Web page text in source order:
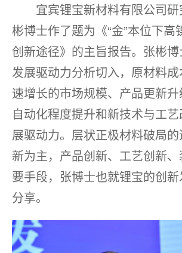
宜宾锂宝新材料有限公司
彬博士作了题为《“金”本位下高
创新途径》的主旨报告。张彬
发展驱动力分析切入，原材料
速增长的市场规模、产品更新
自动化程度提升和新技术与工
展驱动力。层状正极材料破局
新为主，产品创新、工艺创新
要手段，张博士也就锂宝的创
分享。